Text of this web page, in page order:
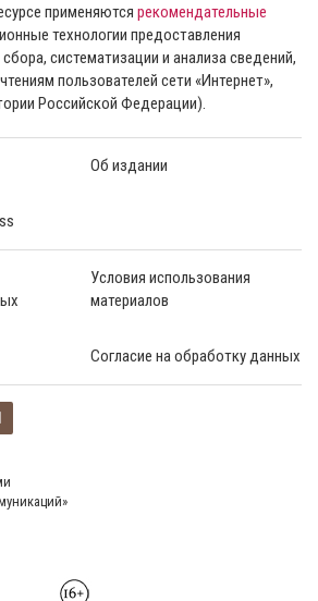
применяются рекомендательные
технологии предоставления
систематизации и анализа сведений,
пользователей сети «Интернет»,
Российской Федерации).
Об издании
Условия использования
материалов
Согласие на обработку данных